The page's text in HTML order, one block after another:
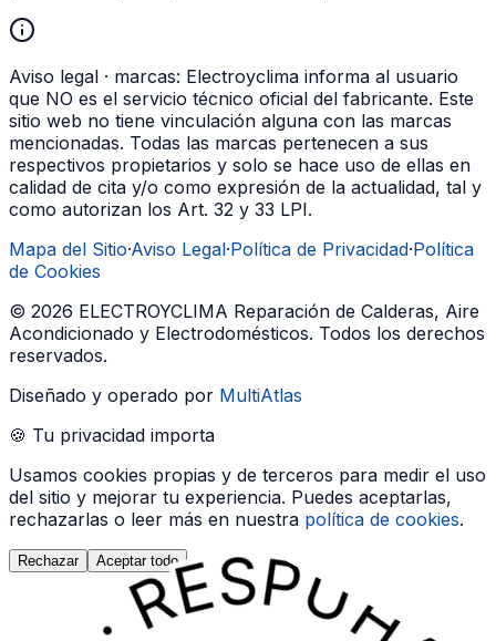
Aviso legal · marcas: Electroyclima informa al usuario
que NO es el servicio técnico oficial del fabricante. Este
sitio web no tiene vinculación alguna con las marcas
mencionadas. Todas las marcas pertenecen a sus
respectivos propietarios y solo se hace uso de ellas en
calidad de cita y/o como expresión de la actualidad, tal y
como autorizan los Art. 32 y 33 LPI.
Mapa del Sitio·Aviso Legal·Política de Privacidad·Política
de Cookies
© 2026 ELECTROYCLIMA Reparación de Calderas, Aire
Acondicionado y Electrodomésticos. Todos los derechos
reservados.
Diseñado y operado por MultiAtlas
🍪 Tu privacidad importa
Usamos cookies propias y de terceros para medir el uso
del sitio y mejorar tu experiencia. Puedes aceptarlas,
rechazarlas o leer más en nuestra política de cookies.
Rechazar Aceptar todo